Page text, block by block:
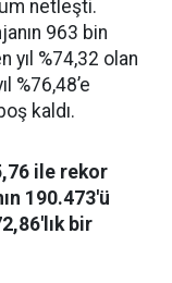
netleşti.
963 bin
yıl %74,32 olan
%76,48’e
kaldı.
ile rekor
190.473'ü
bir